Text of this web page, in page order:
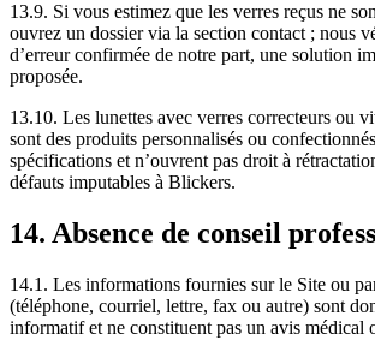
13.9. Si vous estimez que les verres reçus ne
ouvrez un dossier via la section contact ; nous
d’erreur confirmée de notre part, une solution
proposée.
13.10. Les lunettes avec verres correcteurs ou
sont des produits personnalisés ou
spécifications et n’ouvrent pas droit à
défauts imputables à Blickers.
14. Absence de conseil
14.1. Les informations fournies sur le Site ou
(téléphone, courriel, lettre, fax ou autre) sont
informatif et ne constituent pas un avis médical